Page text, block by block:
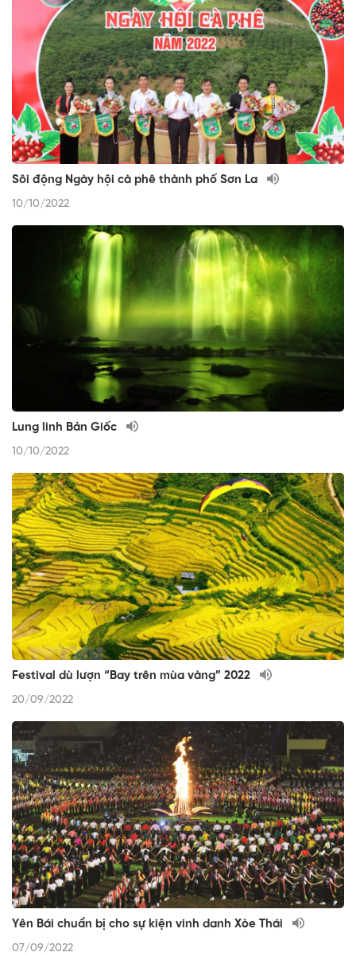
Sôi động Ngày hội cà phê thành phố Sơn La
10/10/2022
Lung linh Bản Giốc
10/10/2022
Festival dù lượn “Bay trên mùa vàng” 2022
20/09/2022
Yên Bái chuẩn bị cho sự kiện vinh danh Xòe Thái
07/09/2022